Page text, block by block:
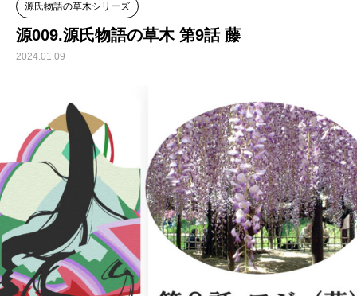
源氏物語の草木シリーズ
源009.源氏物語の草木 第9話 藤
2024.01.09